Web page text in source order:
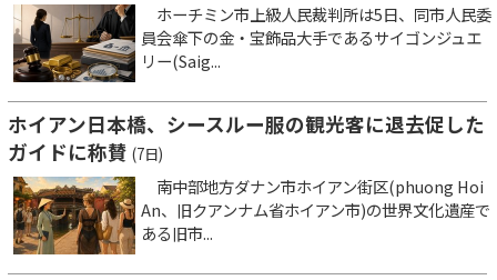
ホーチミン市上級人民裁判所は5日、同市人民委
員会傘下の金・宝飾品大手であるサイゴンジュエ
リー(Saig...
ホイアン日本橋、シースルー服の観光客に退去促した
ガイドに称賛 (7日)
南中部地方ダナン市ホイアン街区(phuong Hoi
An、旧クアンナム省ホイアン市)の世界文化遺産で
ある旧市...